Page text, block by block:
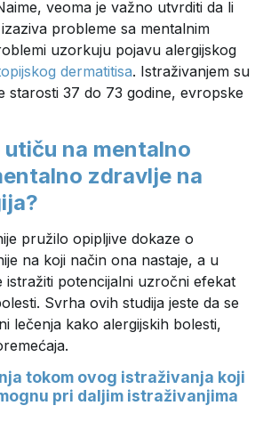
veoma je važno utvrditi da li
probleme sa mentalnim
uzorkuju pojavu alergijskog
dermatitisa. Istraživanjem su
starosti 37 do 73 godine, evropske
utiču na mentalno
zdravlje na
pružilo opipljive dokaze o
na koji način ona nastaje, a u
istražiti potencijalni uzročni efekat
Svrha ovih studija jeste da se
lečenja kako alergijskih bolesti,
tokom ovog istraživanja koji
pri daljim istraživanjima